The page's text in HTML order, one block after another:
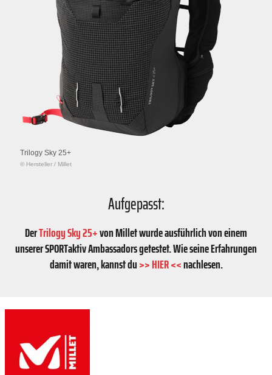
Trilogy Sky 25+
© Hersteller / Millet
Aufgepasst:
DerTrilogy Sky 25+von Millet wurde ausführlich von einem
unserer SPORTaktiv Ambassadors getestet. Wie seine Erfahrungen
damit waren, kannst du>> HIER <<nachlesen.